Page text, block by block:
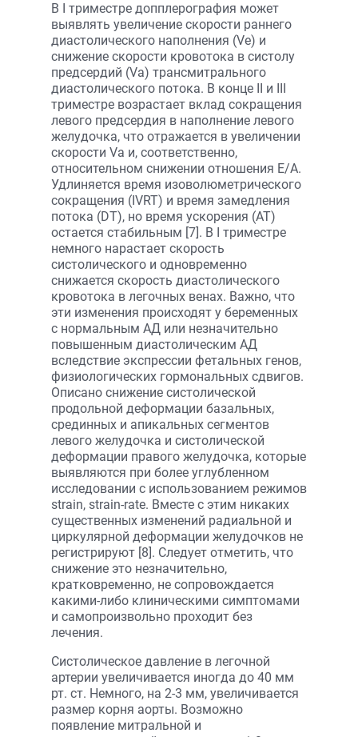
В I триместре допплерография может
выявлять увеличение скорости раннего
диастолического наполнения (Ve) и
снижение скорости кровотока в систолу
предсердий (Va) трансмитрального
диастолического потока. В конце II и III
триместре возрастает вклад сокращения
левого предсердия в наполнение левого
желудочка, что отражается в увеличении
скорости Va и, соответственно,
относительном снижении отношения E/A.
Удлиняется время изоволюметрического
сокращения (IVRT) и время замедления
потока (DT), но время ускорения (AT)
остается стабильным [7]. В I триместре
немного нарастает скорость
систолического и одновременно
снижается скорость диастолического
кровотока в легочных венах. Важно, что
эти изменения происходят у беременных
с нормальным АД или незначительно
повышенным диастолическим АД
вследствие экспрессии фетальных генов,
физиологических гормональных сдвигов.
Описано снижение систолической
продольной деформации базальных,
срединных и апикальных сегментов
левого желудочка и систолической
деформации правого желудочка, которые
выявляются при более углубленном
исследовании с использованием режимов
strain, strain-rate. Вместе с этим никаких
существенных изменений радиальной и
циркулярной деформации желудочков не
регистрируют [8]. Следует отметить, что
снижение это незначительно,
кратковременно, не сопровождается
какими-либо клиническими симптомами
и самопроизвольно проходит без
лечения.
Систолическое давление в легочной
артерии увеличивается иногда до 40 мм
рт. ст. Немного, на 2-3 мм, увеличивается
размер корня аорты. Возможно
появление митральной и